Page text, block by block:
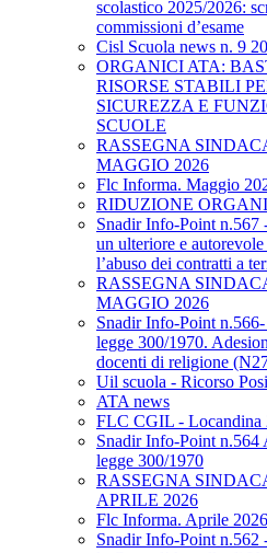
scolastico 2025/2026:
commissioni d’esame
Cisl Scuola news n. 9
ORGANICI ATA:
RISORSE STABILI
SICUREZZA E
SCUOLE
RASSEGNA
MAGGIO 2026
Flc Informa. Maggio
RIDUZIONE
Snadir Info-Point n.567
un ulteriore e
l’abuso dei contratti a
RASSEGNA
MAGGIO 2026
Snadir Info-Point
legge 300/1970.
docenti di religione
Uil scuola - Ricorso
ATA news
FLC CGIL - Locandina
Snadir Info-Point n.564
legge 300/1970
RASSEGNA
APRILE 2026
Flc Informa. Aprile
Snadir Info-Point n.562